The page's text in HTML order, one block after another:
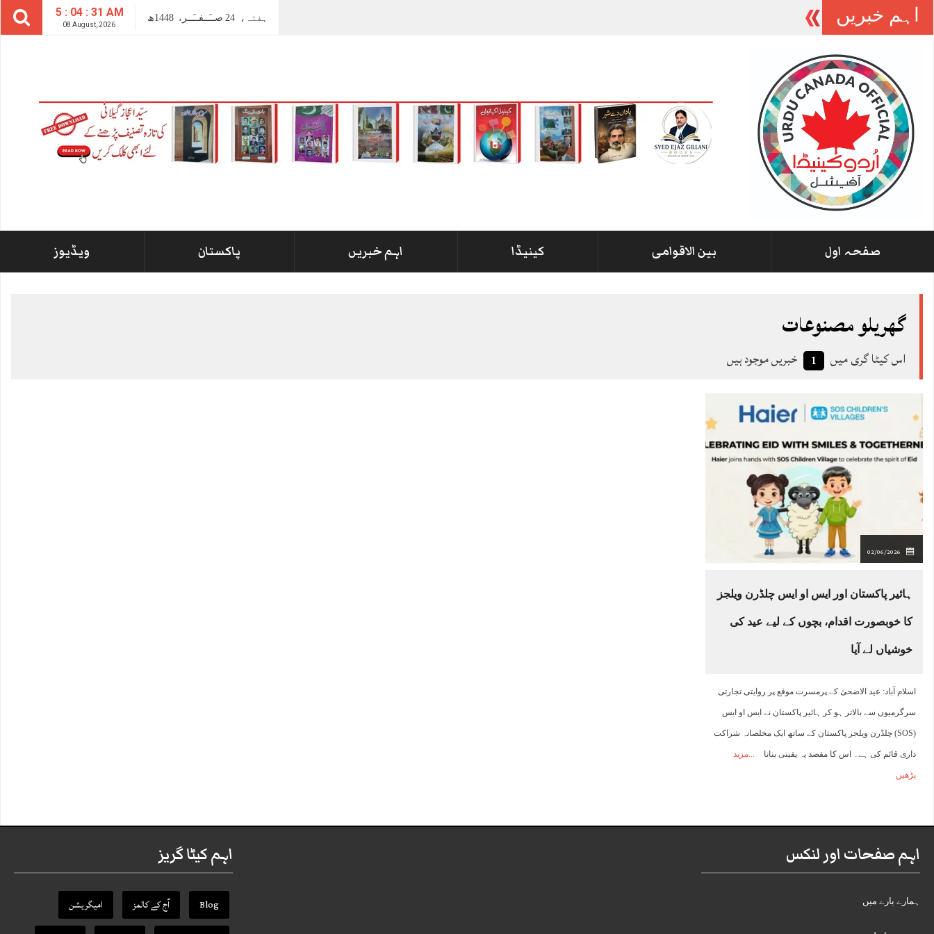
5 : 04 : 31 AM
08 August, 2026
ہفتہ، 24 صــَــفــَــر، 1448ھ اہم خبریں
صفحہ اول بین الاقوامی کینیڈا اہم خبریں پاکستان ویڈیوز
گھریلو مصنوعات
اس کیٹا گری میں 1 خبریں موجود ہیں
02/06/2026
ہائیر پاکستان اور ایس او ایس چلڈرن ویلجز
کا خوبصورت اقدام، بچوں کے لیے عید کی
خوشیاں لے آیا
اسلام آباد: عید الاضحیٰ کے پرمسرت موقع پر روایتی تجارتی
سرگرمیوں سے بالاتر ہو کر ہائیر پاکستان نے ایس او ایس
(SOS) چلڈرن ویلجز پاکستان کے ساتھ ایک مخلصانہ شراکت
داری قائم کی ہے۔ اس کا مقصد یہ یقینی بنانا مزید
پڑھیں
اہم صفحات اور لنکس
ہمارے بارے میں
اہم کیٹا گریز
Blog آج کے کالمز
امیگریشن